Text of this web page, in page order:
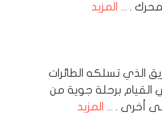
. ... المزيد
الذي تسلكه الطائرات
القيام برحلة جوية من
أخرى . ... المزيد